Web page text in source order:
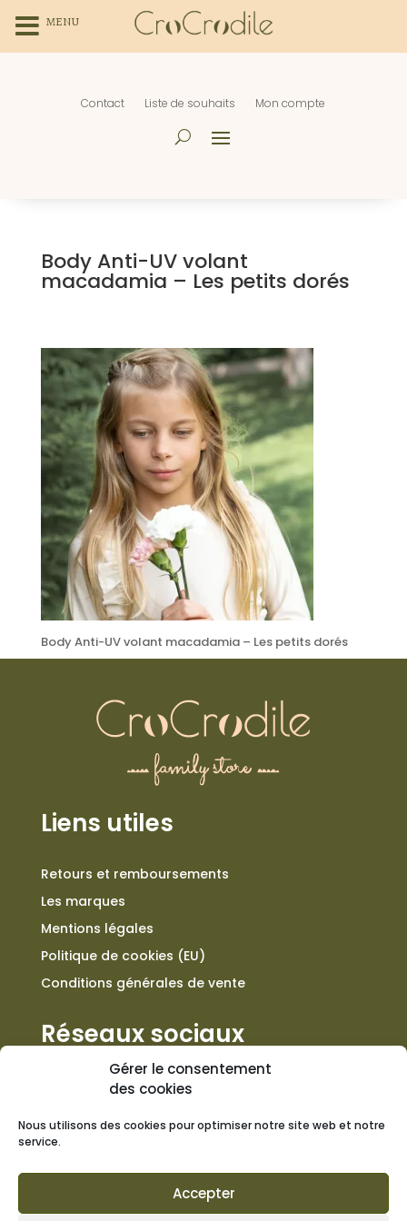
Gérer le consentement
des cookies
Nous utilisons des cookies pour optimiser notre site web et notre
service.
Accepter
Contact Liste de souhaits Mon compte
Body Anti-UV volant
macadamia – Les petits dorés
Body Anti-UV volant macadamia – Les petits dorés
Liens utiles
Retours et remboursements
Les marques
Mentions légales
Politique de cookies (EU)
Conditions générales de vente
Réseaux sociaux
Contact
MENU